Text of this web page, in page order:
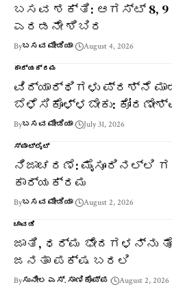
ಬಸವ ಶಕ್ತಿ: ಆಗಸ್ಟ್ 8,
ಎರಡನೇ ಶಿಬಿರ
Byಬಸವ ಮೀಡಿಯಾ August 4, 2026
ಕಾರ್ಯಕ್ರಮ
ವಿದ್ಯಾರ್ಥಿಗಳು ಪ್ರಶ್ನೆ
ಬೆಳೆಸಿಕೊಳ್ಳಬೇಕು:
Byಬಸವ ಮೀಡಿಯಾ July 31, 2026
ಸ್ಪಾಟ್‌ಲೈಟ್
ನಿಜಾಚರಣೆ: ಮೈಸೂರಿನಲ್ಲಿ
ಕಾರ್ಯಕ್ರಮ
Byಬಸವ ಮೀಡಿಯಾ August 2, 2026
ಚಾವಡಿ
ಜಾತಿ, ಧರ್ಮ ಭೇದಗಳನ್ನು
ಜನತಾ ಪಕ್ಷ ಬರಲಿ
Byಸುನೀಲ ಎಸ್. ಸಾಣಿಕೊಪ್ಪ August 2, 2026